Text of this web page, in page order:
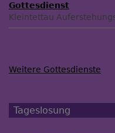
Gottesdienst
Kleintettau
Weitere Gottesdienste
Tageslosung